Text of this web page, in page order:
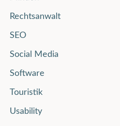
Rechtsanwalt
SEO
Social Media
Software
Touristik
Usability